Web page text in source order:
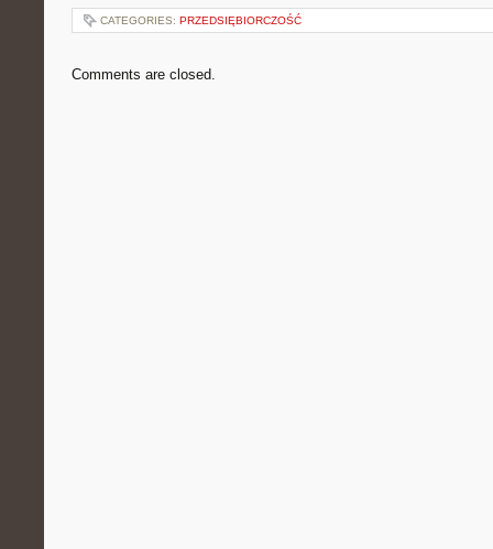
CATEGORIES: PRZEDSIĘBIORCZOŚĆ
Comments are closed.